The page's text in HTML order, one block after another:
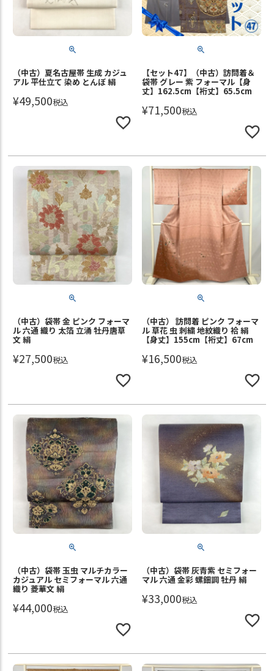
（中古）夏名古屋帯 生成 カジュ
アル 平仕立て 染め とんぼ 絹
¥49,500税込
【セット47】（中古）訪問着＆
袋帯 グレー 紫 フォーマル【身
丈】162.5cm【裄丈】65.5cm
¥71,500税込
（中古）袋帯 金 ピンク フォーマ
ル 六通 織り 太箔 立涌 牡丹唐草
文 絹
¥27,500税込
（中古） 訪問着 ピンク フォーマ
ル 草花 虫 刺繍 地紋織り 袷 絹
【身丈】155cm【裄丈】67cm
¥16,500税込
（中古）袋帯 玉虫 マルチカラー
カジュアル セミフォーマル 六通
織り 菱華文 絹
¥44,000税込
（中古）袋帯 灰青紫 セミフォー
マル 六通 金彩 螺鈿調 牡丹 絹
¥33,000税込